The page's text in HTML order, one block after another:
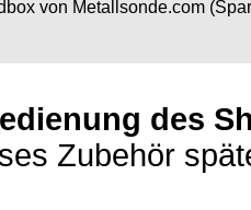
von Metallsonde.com
des
Zubehör